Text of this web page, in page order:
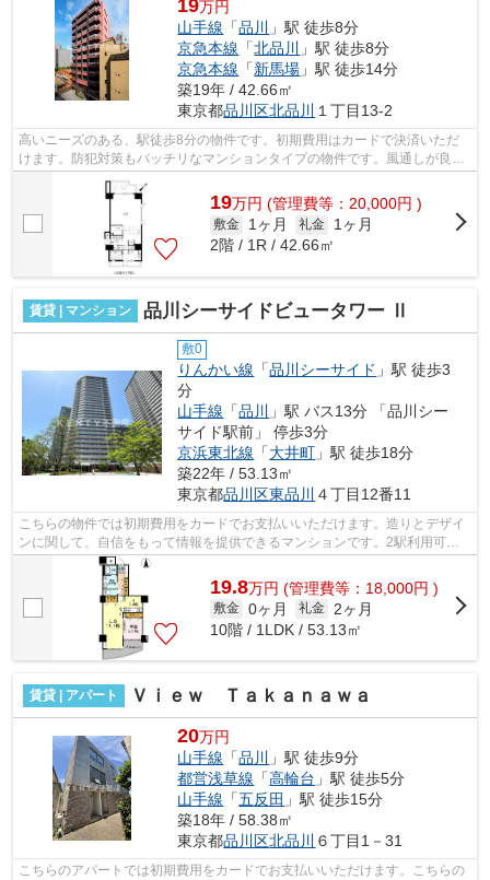
19万円
山手線 「品川 」駅 徒歩8分
京急本線 「北品川 」駅 徒歩8分
京急本線 「新馬場 」駅 徒歩14分
築19年 / 42.66㎡
東京都品川区北品川 １丁目13-2
高いニーズのある、駅徒歩8分の物件です。初期費用はカードで決済いただ
けます。防犯対策もバッチリなマンションタイプの物件です。風通しが良好
な物件です。眺望良好なマンションはこ...
19万円 (管理費等：20,000円 )
敷金 1ヶ月 礼金
1ヶ月
2階 / 1R / 42.66㎡
賃貸 | マンション 品川シーサイドビュータワー Ⅱ
敷0
りんかい線 「品川シーサイド 」駅 徒歩3
分
山手線 「品川
」駅 バス13分 「品川シー
サイド駅前」 停歩3分
京浜東北線 「大井町 」駅 徒歩18分
築22年 / 53.13㎡
東京都品川区東品川 ４丁目12番11
こちらの物件では初期費用をカードでお支払いいただけます。造りとデザイ
ンに関して、自信をもって情報を提供できるマンションです。2駅利用可物
件なので、よく電車を利用する方にピッ...
19.8万円 (管理費等：18,000円 )
敷金 0ヶ月 礼金
2ヶ月
10階 / 1LDK / 53.13㎡
賃貸 | アパート Ｖｉｅｗ Ｔａｋａｎａｗａ
20万円
山手線 「品川
」駅 徒歩9分
都営浅草線 「高輪台 」駅 徒歩5分
山手線 「五反田 」駅 徒歩15分
築18年 / 58.38㎡
東京都品川区北品川 ６丁目1－31
こちらのアパートでは初期費用をカードでお支払いいただけます。こちらの